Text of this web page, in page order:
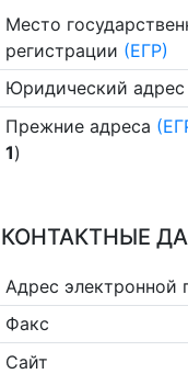
Место
регистрации (ЕГР)
Юридический адрес
Прежние адреса
1)
КОНТАКТНЫЕ
Адрес электронной
Факс
Сайт